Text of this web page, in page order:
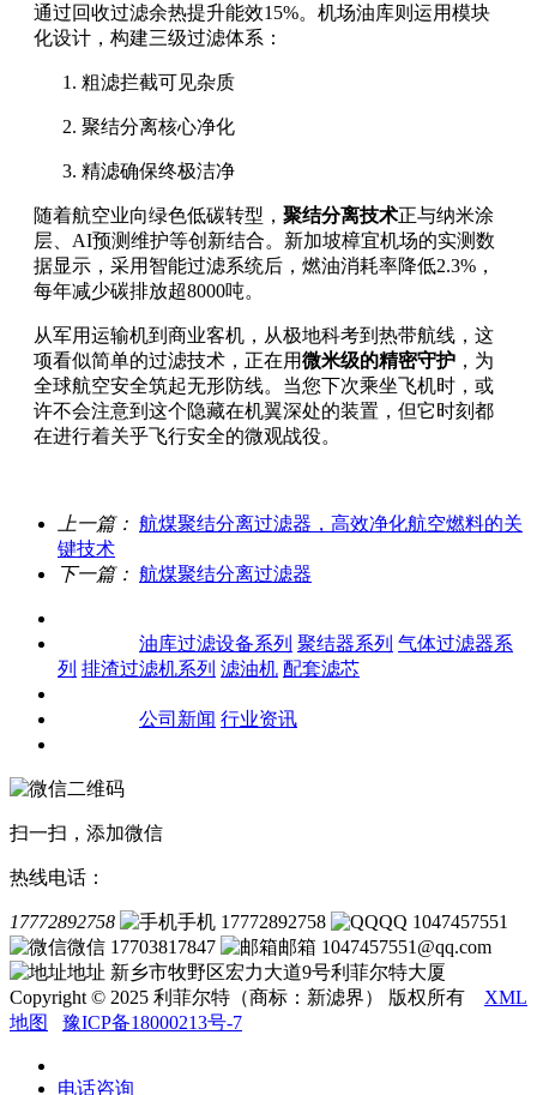
通过回收过滤余热提升能效15%。机场油库则运用模块
化设计，构建三级过滤体系：
粗滤拦截可见杂质
聚结分离核心净化
精滤确保终极洁净
随着航空业向绿色低碳转型， 聚结分离技术正与纳米涂
层、AI预测维护等创新结合。新加坡樟宜机场的实测数
据显示，采用智能过滤系统后，燃油消耗率降低2.3%，
每年减少碳排放超8000吨。
从军用运输机到商业客机，从极地科考到热带航线，这
项看似简单的过滤技术，正在用微米级的精密守护 ，为
全球航空安全筑起无形防线。当您下次乘坐飞机时，或
许不会注意到这个隐藏在机翼深处的装置，但它时刻都
在进行着关乎飞行安全的微观战役。
上一篇： 航煤聚结分离过滤器，高效净化航空燃料的关
键技术
下一篇： 航煤聚结分离过滤器
油库过滤设备系列 聚结器系列 气体过滤器系
列 排渣过滤机系列 滤油机 配套滤芯
公司新闻 行业资讯
扫一扫，添加微信
热线电话：
17772892758 手机 17772892758
QQ 1047457551
微信 17703817847
邮箱 1047457551@qq.com
地址 新乡市牧野区宏力大道9号利菲尔特大厦
Copyright © 2025 利菲尔特（商标：新滤界） 版权所有 XML
地图
豫ICP备18000213号-7
电话咨询